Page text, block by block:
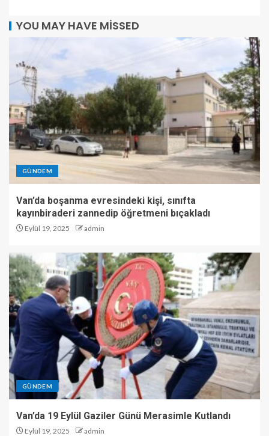
YOU MAY HAVE MISSED
GÜNDEM
Van’da boşanma evresindeki kişi, sınıfta
kayınbiraderi zannedip öğretmeni bıçakladı
Eylül 19, 2025 admin
GÜNDEM
Van’da 19 Eylül Gaziler Günü Merasimle Kutlandı
Eylül 19, 2025 admin